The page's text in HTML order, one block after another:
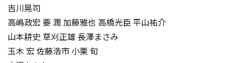
吉川晃司
高嶋政宏 要 潤 加藤雅也 高橋光臣 平山祐介
山本耕史 草刈正雄 長澤まさみ
玉木 宏 佐藤浩市 小栗 旬